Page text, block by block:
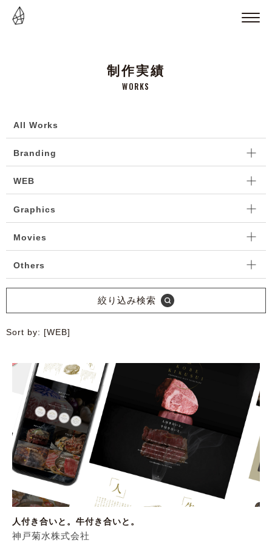
制作実績
WORKS
All Works
Branding
WEB
Graphics
Movies
Others
絞り込み検索
Sort by: [WEB]
人付き合いと。牛付き合いと。
神戸菊水株式会社